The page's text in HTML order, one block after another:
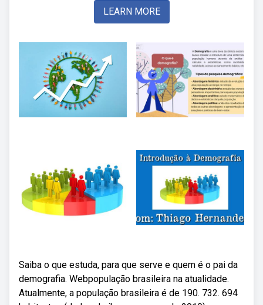
LEARN MORE
Saiba o que estuda, para que serve e quem é o pai da
demografia. Webpopulação brasileira na atualidade.
Atualmente, a população brasileira é de 190. 732. 694